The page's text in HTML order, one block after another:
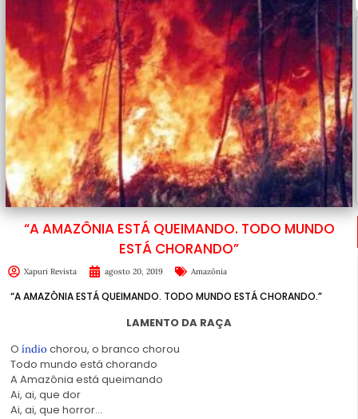
“A AMAZÔNIA ESTÁ QUEIMANDO. TODO MUNDO
ESTÁ CHORANDO”
Xapuri Revista agosto 20, 2019 Amazônia
“A AMAZÔNIA ESTÁ QUEIMANDO. TODO MUNDO ESTÁ CHORANDO.”
LAMENTO DA RAÇA
O índio chorou, o branco chorou
Todo mundo está chorando
A Amazônia está queimando
Ai, ai, que dor
Ai, ai, que horror…